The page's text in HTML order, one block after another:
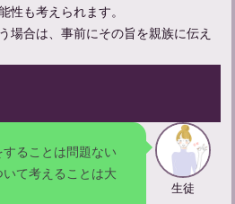
も考えられます。
場合は、事前にその旨を親族に伝え
ることは問題ない
て考えることは大
生徒